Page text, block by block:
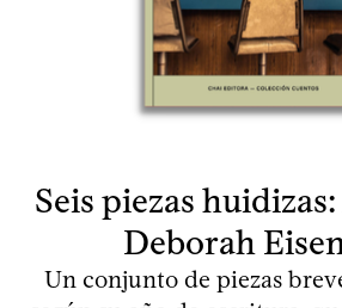
Seis piezas huidizas:
Deborah
Un conjunto de piezas